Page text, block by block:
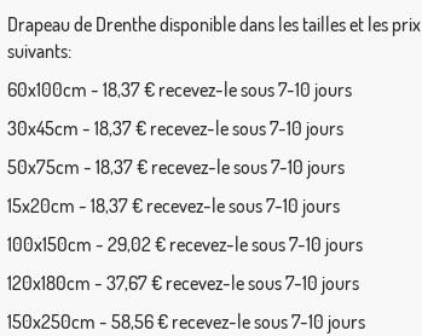
Drapeau de Drenthe disponible dans les tailles et les prix
suivants:
60x100cm - 18,37 € recevez-le sous 7-10 jours
30x45cm - 18,37 € recevez-le sous 7-10 jours
50x75cm - 18,37 € recevez-le sous 7-10 jours
15x20cm - 18,37 € recevez-le sous 7-10 jours
100x150cm - 29,02 € recevez-le sous 7-10 jours
120x180cm - 37,67 € recevez-le sous 7-10 jours
150x250cm - 58,56 € recevez-le sous 7-10 jours